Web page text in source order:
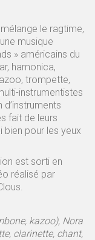
le ragtime,
musique
» américains du
hamonica,
trompette,
instrumentistes
fait de leurs
bien pour les yeux
est sorti en
réalisé par
kazoo), Nora
clarinette, chant,